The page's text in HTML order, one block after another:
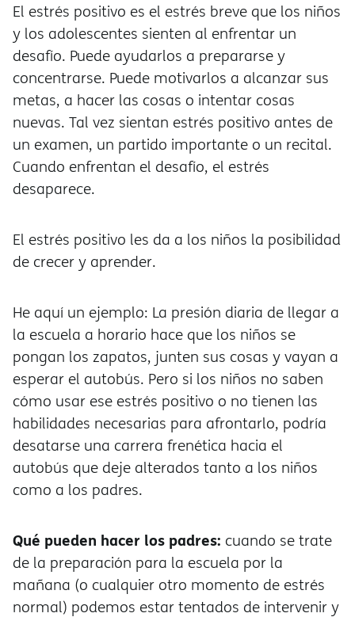
El estrés positivo es el estrés breve que los niños
y los adolescentes sienten al enfrentar un
desafío. Puede ayudarlos a prepararse y
concentrarse. Puede motivarlos a alcanzar sus
metas, a hacer las cosas o intentar cosas
nuevas. Tal vez sientan estrés positivo antes de
un examen, un partido importante o un recital.
Cuando enfrentan el desafío, el estrés
desaparece.
El estrés positivo les da a los niños la posibilidad
de crecer y aprender.
He aquí un ejemplo: La presión diaria de llegar a
la escuela a horario hace que los niños se
pongan los zapatos, junten sus cosas y vayan a
esperar el autobús. Pero si los niños no saben
cómo usar ese estrés positivo o no tienen las
habilidades necesarias para afrontarlo, podría
desatarse una carrera frenética hacia el
autobús que deje alterados tanto a los niños
como a los padres.
Qué pueden hacer los padres: cuando se trate
de la preparación para la escuela por la
mañana (o cualquier otro momento de estrés
normal) podemos estar tentados de intervenir y